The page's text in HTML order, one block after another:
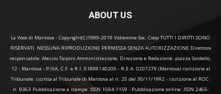
ABOUT US
La Voce di Mantova - Copyright(C)1999-2019 Vidiemme Soc. Coop TUTTI I DIRITTI SONO
RISERVATI. NESSUNA RIPRODUZIONE PERMESSA SENZA AUTORIZZAZIONE Direttore
responsabile: Alessio Tarpini Amministrazione, Direzione e Redazione: piazza Sordello,
12 - Mantova - P.IVA, C.F. e R.I. 01898140205 - R.E.A. 0207279 (Mantova) iscrizione al
Tribunale: iscritta al Tribunale di Mantova al n. 25 del 30/11/1992 - iscrizione al ROC:
n. 9363 Pubblicazione a stampa: ISSN 1594-1159 - Pubblicazione online: ISSN 2465-